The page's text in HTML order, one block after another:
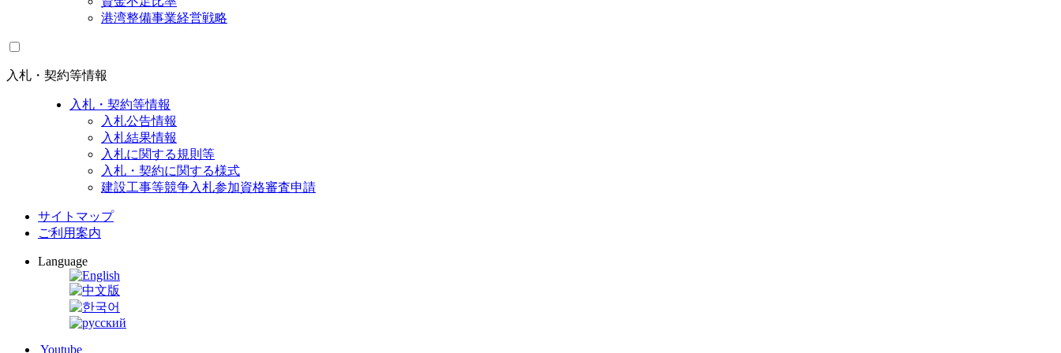
港湾整備事業経営戦略
入札・契約等情報
入札・契約等情報
入札公告情報
入札結果情報
入札に関する規則等
入札・契約に関する様式
建設工事等競争入札参加資格審査申請
サイトマップ
ご利用案内
Language
Youtube